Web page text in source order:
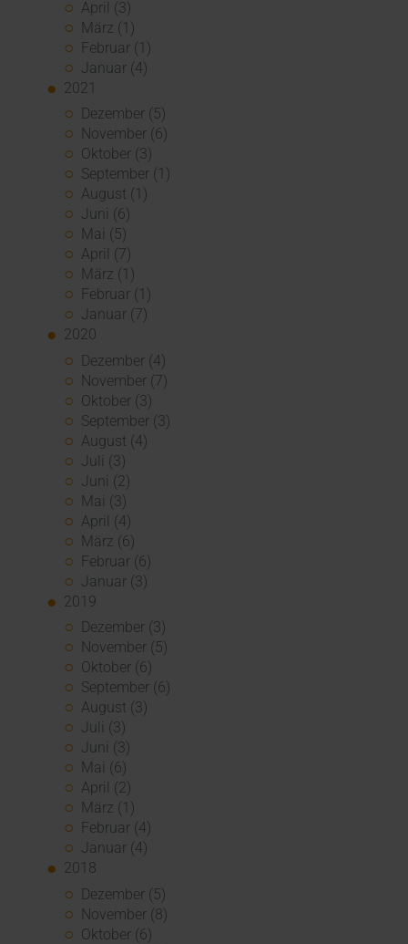
April (3)
März (1)
Februar (1)
Januar (4)
2021
Dezember (5)
November (6)
Oktober (3)
September (1)
August (1)
Juni (6)
Mai (5)
April (7)
März (1)
Februar (1)
Januar (7)
2020
Dezember (4)
November (7)
Oktober (3)
September (3)
August (4)
Juli (3)
Juni (2)
Mai (3)
April (4)
März (6)
Februar (6)
Januar (3)
2019
Dezember (3)
November (5)
Oktober (6)
September (6)
August (3)
Juli (3)
Juni (3)
Mai (6)
April (2)
März (1)
Februar (4)
Januar (4)
2018
Dezember (5)
November (8)
Oktober (6)